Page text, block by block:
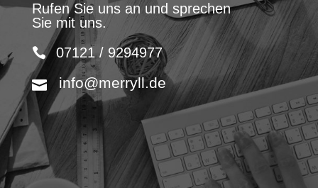
Rufen Sie uns an und sprechen
Sie mit uns.
07121 / 9294977
info@merryll.de